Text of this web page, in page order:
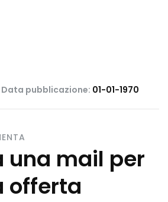
Data pubblicazione: 01-01-1970
una mail per
offerta